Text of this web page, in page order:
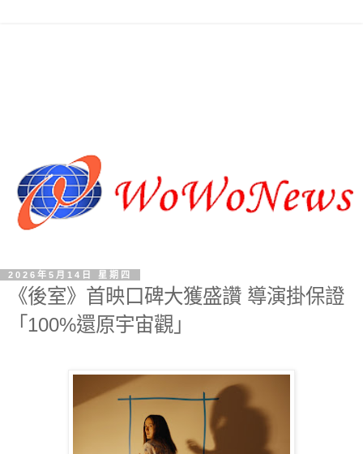
2026年5月14日 星期四
《後室》首映口碑大獲盛讚 導演掛保證
「100%還原宇宙觀」